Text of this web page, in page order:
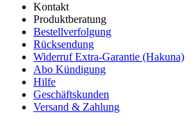
Kontakt
Produktberatung
Bestellverfolgung
Rücksendung
Widerruf Extra-Garantie (Hakuna)
Abo Kündigung
Hilfe
Geschäftskunden
Versand & Zahlung